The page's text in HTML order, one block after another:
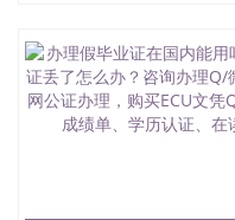
学座落于硅谷(Silicon
地区为全美的重要科技
134种学士学科和65个
国的学生来此就读。